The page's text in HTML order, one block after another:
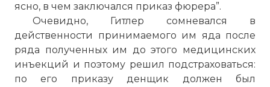
ясно, в чем заключался приказ фюрера”.
Очевидно, Гитлер сомневался в
действенности принимаемого им яда после
ряда полученных им до этого медицинских
инъекций и поэтому решил подстраховаться:
по его приказу денщик должен был